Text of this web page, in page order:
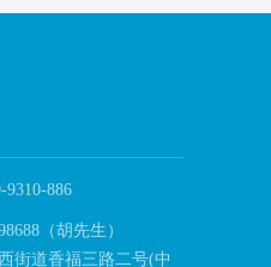
9310-886
（胡先生）
街道香福三路二号(中